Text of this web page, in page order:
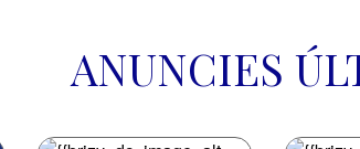
ANUNCIES